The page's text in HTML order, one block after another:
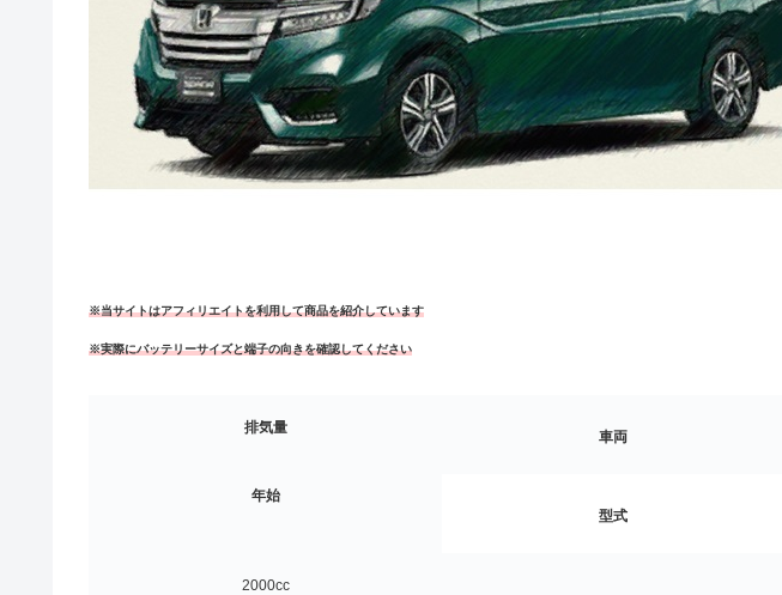
※当サイトはアフィリエイトを利用して商品を紹介しています
※実際にバッテリーサイズと端子の向きを確認してください
排気量
年始
車両
型式
2000cc